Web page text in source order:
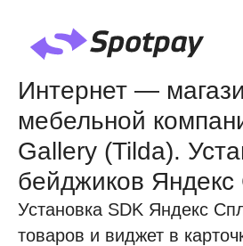
Интернет —
мебельной
Gallery (Tilda).
бейджиков Яндекс
Установка SDK Яндекс
товаров и виджет в